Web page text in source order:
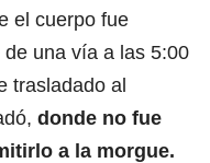
el cuerpo fue
una vía a las 5:00
trasladado al
donde no fue
a la morgue.